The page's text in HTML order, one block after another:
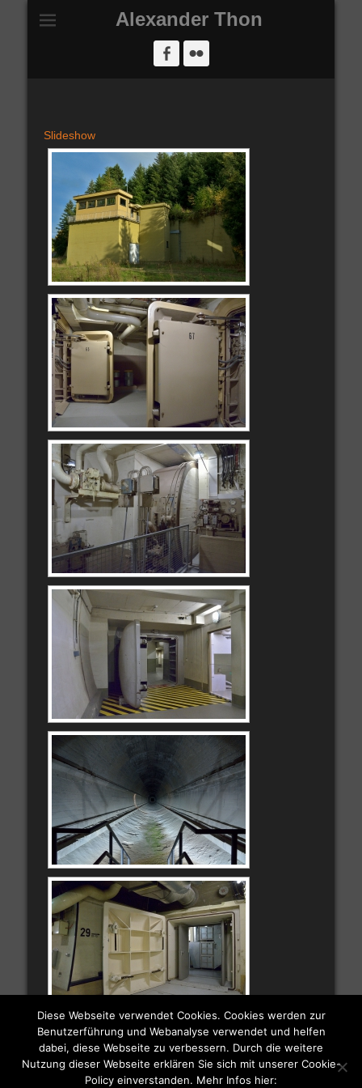
Alexander Thon
Facebook
Flickr
Slideshow
Diese Webseite verwendet Cookies. Cookies werden zur
Benutzerführung und Webanalyse verwendet und helfen
dabei, diese Webseite zu verbessern. Durch die weitere
Nutzung dieser Webseite erklären Sie sich mit unserer Cookie-
Policy einverstanden. Mehr Infos hier: